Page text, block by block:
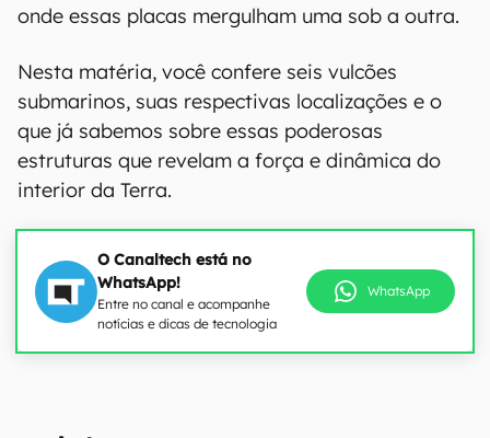
onde essas placas mergulham uma sob a outra.
Nesta matéria, você confere seis vulcões
submarinos, suas respectivas localizações e o
que já sabemos sobre essas poderosas
estruturas que revelam a força e dinâmica do
interior da Terra.
O Canaltech está no
WhatsApp!
Entre no canal e acompanhe
notícias e dicas de tecnologia
WhatsApp